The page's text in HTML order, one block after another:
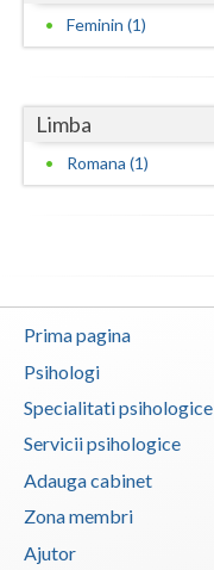
Feminin (1)
Limba
Romana (1)
Prima pagina
Psihologi
Specialitati psihologice
Servicii psihologice
Adauga cabinet
Zona membri
Ajutor